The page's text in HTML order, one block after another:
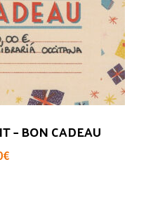
– BON CADEAU
€